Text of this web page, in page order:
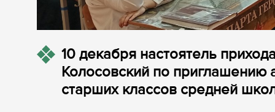
10 декабря настоятель
Колосовский по приглашению
старших классов средней